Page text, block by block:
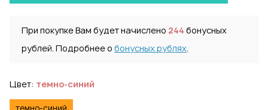
При покупке Вам будет начислено 244 бонусных
рублей. Подробнее о бонусных рублях.
Цвет: темно-синий